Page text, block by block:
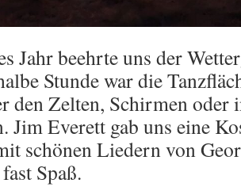
Jahr beehrte uns der
Stunde war die
den Zelten, Schirmen oder
Jim Everett gab uns eine
schönen Liedern von
Spaß.